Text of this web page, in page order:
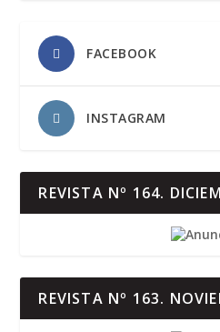
FACEBOOK
INSTAGRAM
REVISTA Nº 164.
REVISTA Nº 163.